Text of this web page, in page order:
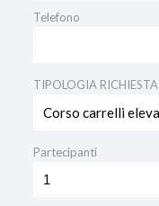
Telefono
TIPOLOGIA RICHIESTA
Partecipanti